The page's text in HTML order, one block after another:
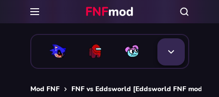
Mod FNF FNF vs Eddsworld [Eddsworld FNF mods]